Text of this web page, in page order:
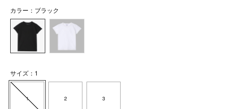
カラー：ブラック
サイズ：1
1 2 3